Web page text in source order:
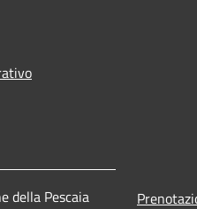
della Pescaia